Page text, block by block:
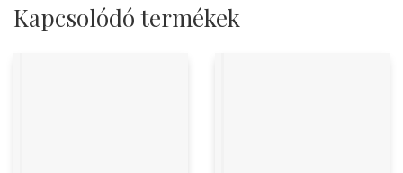
Kapcsolódó termékek